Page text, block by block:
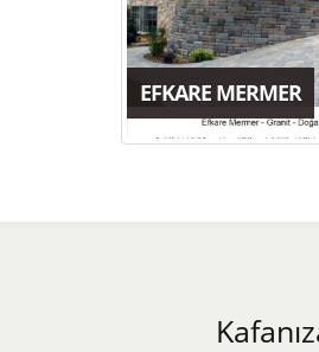
EFKARE MERMER